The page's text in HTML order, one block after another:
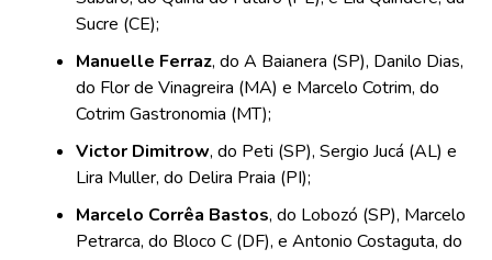
Sucre (CE);
Manuelle Ferraz, do A Baianera (SP), Danilo Dias,
do Flor de Vinagreira (MA) e Marcelo Cotrim, do
Cotrim Gastronomia (MT);
Victor Dimitrow, do Peti (SP), Sergio Jucá (AL) e
Lira Muller, do Delira Praia (PI);
Marcelo Corrêa Bastos, do Lobozó (SP), Marcelo
Petrarca, do Bloco C (DF), e Antonio Costaguta, do